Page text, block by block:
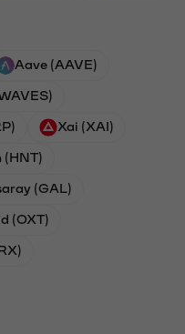
Aave (AAVE)
Xai (XAI)
(HNT)
(GAL)
(OXT)